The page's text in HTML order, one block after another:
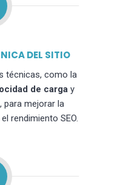
DEL SITIO
técnicas, como la
de carga y
para mejorar la
rendimiento SEO.